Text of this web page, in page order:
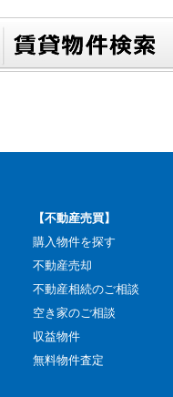
【不動産売買】
購入物件を探す
不動産売却
不動産相続のご相談
空き家のご相談
収益物件
無料物件査定